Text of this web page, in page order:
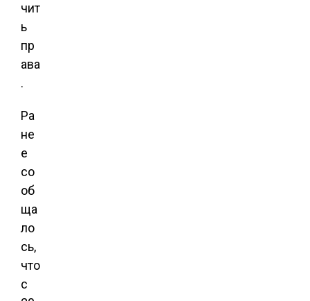
чит
ь
пр
ава
.
Ра
не
е
со
об
ща
ло
сь,
что
с